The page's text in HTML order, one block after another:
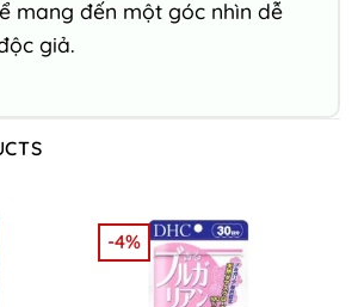
mang đến một góc nhìn dễ
giả.
-4%